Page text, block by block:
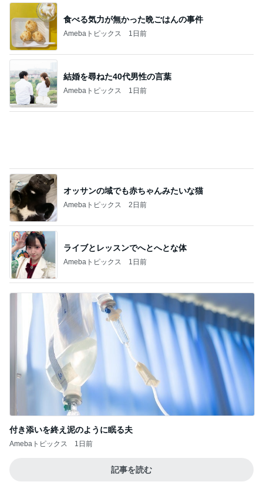
食べる気力が無かった晩ごはんの事件
Amebaトピックス 1日前
結婚を尋ねた40代男性の言葉
Amebaトピックス 1日前
オッサンの域でも赤ちゃんみたいな猫
Amebaトピックス 2日前
ライブとレッスンでへとへとな体
Amebaトピックス 1日前
付き添いを終え泥のように眠る夫
Amebaトピックス 1日前
記事を読む